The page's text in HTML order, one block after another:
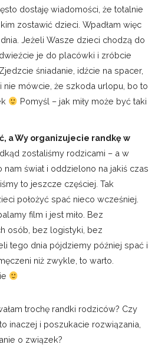
dostaję wiadomości, że totalnie
zostawić dzieci. Wpadłam więc
Jeżeli Wasze dzieci chodzą do
je do placówki i zróbcie
śniadanie, idźcie na spacer,
nie mówcie, że szkoda urlopu, bo to
Pomyśl – jak miły może być taki
a Wy organizujecie randkę w
zostaliśmy rodzicami – a w
nam świat i oddzielono na jakiś czas
to jeszcze częściej. Tak
położyć spać nieco wcześniej.
film i jest miło. Bez
osób, bez logistyki, bez
tego dnia pójdziemy później spać i
niż zwykle, to warto.
trochę randki rodziców? Czy
inaczej i poszukacie rozwiązania,
o związek?